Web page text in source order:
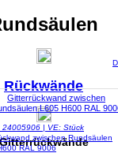
Rückwände
24005906 | VE: Stück
zwischen Rundsäulen
RAL 9006